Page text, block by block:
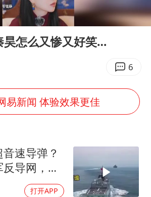
宇树科技发行价格150.80元/股
27岁女子成组织卖淫集团主犯被通缉
女子利用漏洞0元薅走3000多件家电
24小时不关空调 电费会更低吗
01:25
昊怎么又惨又好笑…
6
易新闻 体验效果更佳
速导弹？
导网，炸
打开APP